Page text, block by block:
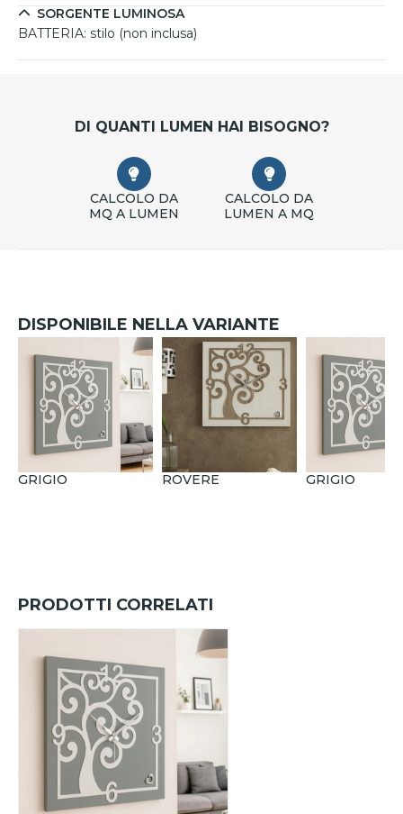
SORGENTE LUMINOSA
BATTERIA: stilo (non inclusa)
DI QUANTI LUMEN HAI BISOGNO?
CALCOLO DA
MQ A LUMEN
CALCOLO DA
LUMEN A MQ
DISPONIBILE NELLA VARIANTE
GRIGIO ROVERE GRIGIO
PRODOTTI CORRELATI